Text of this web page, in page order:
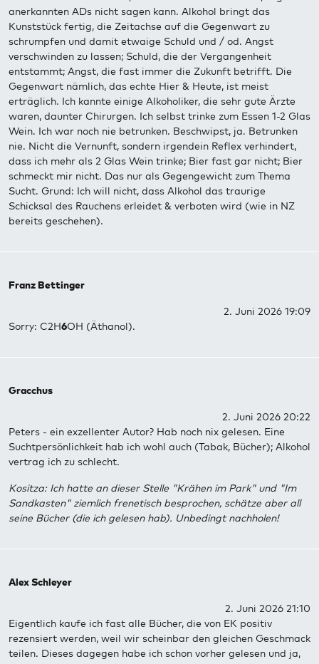
anerkannten ADs nicht sagen kann. Alkohol bringt das
Kunststück fertig, die Zeitachse auf die Gegenwart zu
schrumpfen und damit etwaige Schuld und / od. Angst
verschwinden zu lassen; Schuld, die der Vergangenheit
entstammt; Angst, die fast immer die Zukunft betrifft. Die
Gegenwart nämlich, das echte Hier & Heute, ist meist
erträglich. Ich kannte einige Alkoholiker, die sehr gute Ärzte
waren, daunter Chirurgen. Ich selbst trinke zum Essen 1-2 Glas
Wein. Ich war noch nie betrunken. Beschwipst, ja. Betrunken
nie. Nicht die Vernunft, sondern irgendein Reflex verhindert,
dass ich mehr als 2 Glas Wein trinke; Bier fast gar nicht; Bier
schmeckt mir nicht. Das nur als Gegengewicht zum Thema
Sucht. Grund: Ich will nicht, dass Alkohol das traurige
Schicksal des Rauchens erleidet & verboten wird (wie in NZ
bereits geschehen).
Franz Bettinger
2. Juni 2026 19:09
Sorry: C2H6OH (Äthanol).
Gracchus
2. Juni 2026 20:22
Peters - ein exzellenter Autor? Hab noch nix gelesen. Eine
Suchtpersönlichkeit hab ich wohl auch (Tabak, Bücher); Alkohol
vertrag ich zu schlecht.
Kositza: Ich hatte an dieser Stelle "Krähen im Park" und "Im
Sandkasten" ziemlich frenetisch besprochen, schätze aber all
seine Bücher (die ich gelesen hab). Unbedingt nachholen!
Alex Schleyer
2. Juni 2026 21:10
Eigentlich kaufe ich fast alle Bücher, die von EK positiv
rezensiert werden, weil wir scheinbar den gleichen Geschmack
teilen. Dieses dagegen habe ich schon vorher gelesen und ja,